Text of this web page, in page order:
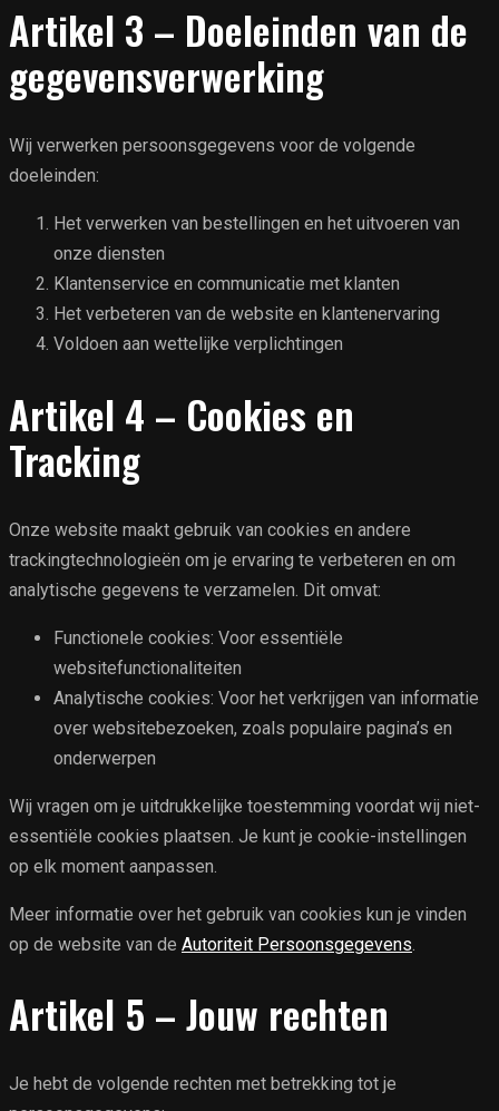
Artikel 3 – Doeleinden van de
gegevensverwerking
Wij verwerken persoonsgegevens voor de volgende
doeleinden:
Het verwerken van bestellingen en het uitvoeren van
onze diensten
Klantenservice en communicatie met klanten
Het verbeteren van de website en klantenervaring
Voldoen aan wettelijke verplichtingen
Artikel 4 – Cookies en
Tracking
Onze website maakt gebruik van cookies en andere
trackingtechnologieën om je ervaring te verbeteren en om
analytische gegevens te verzamelen. Dit omvat:
Functionele cookies: Voor essentiële
websitefunctionaliteiten
Analytische cookies: Voor het verkrijgen van informatie
over websitebezoeken, zoals populaire pagina’s en
onderwerpen
Wij vragen om je uitdrukkelijke toestemming voordat wij niet-
essentiële cookies plaatsen. Je kunt je cookie-instellingen
op elk moment aanpassen.
Meer informatie over het gebruik van cookies kun je vinden
op de website van de Autoriteit Persoonsgegevens
Artikel 5 – Jouw rechten
Je hebt de volgende rechten met betrekking tot je